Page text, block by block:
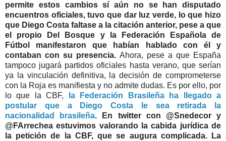
permite estos cambios sí aún no se han disputado
encuentros oficiales, tuvo que dar luz verde, lo que hizo
que Diego Costa faltase a la citación anterior, pese a que
el propio Del Bosque y la Federación Española de
Fútbol manifestaron que habían hablado con él y
contaban con su presencia. Ahora, pese a que España
tampoco jugará partidos oficiales hasta verano, que serían
ya la vinculación definitiva, la decisión de comprometerse
con la Roja es manifiesta y no admite dudas. Es por ello, por
lo que la CBF,
la Federación Brasileña ha llegado a
postular que a Diego Costa le sea retirada la
nacionalidad brasileña. En twitter con @Snedecor y
@FArrechea estuvimos valorando la cabida jurídica de
la petición de la CBF, que se augura complicada. La